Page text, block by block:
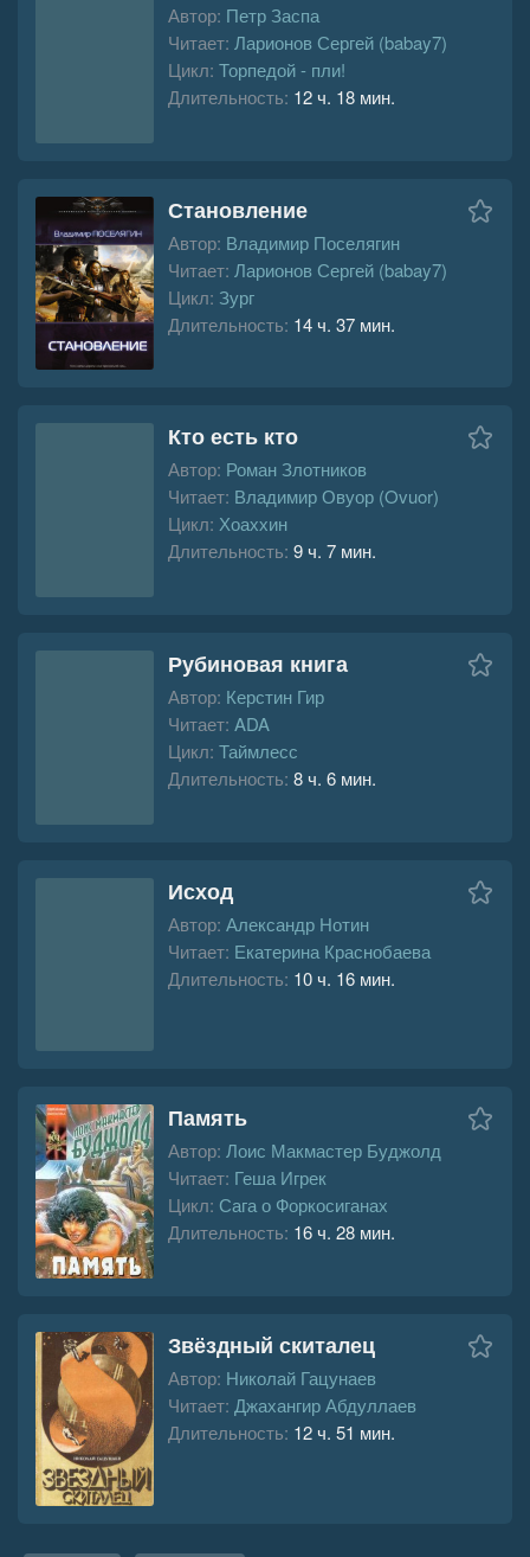
Автор: Петр Заспа
Читает: Ларионов Сергей (babay7)
Цикл: Торпедой - пли!
Длительность: 12 ч. 18 мин.
Становление
Автор: Владимир Поселягин
Читает: Ларионов Сергей (babay7)
Цикл: Зург
Длительность: 14 ч. 37 мин.
Кто есть кто
Автор: Роман Злотников
Читает: Владимир Овуор (Ovuor)
Цикл: Хоаххин
Длительность: 9 ч. 7 мин.
Рубиновая книга
Автор: Керстин Гир
Читает: ADA
Цикл: Таймлесс
Длительность: 8 ч. 6 мин.
Исход
Автор: Александр Нотин
Читает: Екатерина Краснобаева
Длительность: 10 ч. 16 мин.
Память
Автор: Лоис Макмастер Буджолд
Читает: Геша Игрек
Цикл: Сага о Форкосиганах
Длительность: 16 ч. 28 мин.
Звёздный скиталец
Автор: Николай Гацунаев
Читает: Джахангир Абдуллаев
Длительность: 12 ч. 51 мин.